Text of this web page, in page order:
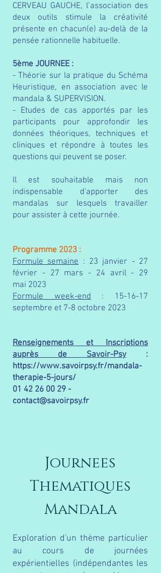
CERVEAU GAUCHE, l’association des
deux outils stimule la créativité
présente en chacun(e) au-delà de la
pensée rationnelle habituelle.
5ème JOURNEE :
- Théorie sur la pratique du Schéma
Heuristique, en association avec le
mandala & SUPERVISION.
- Etudes de cas apportés par les
participants pour approfondir les
données théoriques, techniques et
cliniques et répondre à toutes les
questions qui peuvent se poser.
Il est souhaitable mais non
indispensable d'apporter des
mandalas sur lesquels travailler
pour assister à cette journée.
Programme 2023 :
Formule semaine: 23 janvier - 27
février - 27 mars - 24 avril - 29
mai 2023
Formule week-end: 15-16-17
septembre et 7-8 octobre 2023
Renseignements et Inscriptions
auprès de Savoir-Psy :
https://www.savoirpsy.fr/mandala-
therapie-5-jours/
01 42 26 00 29 -
contact@savoirpsy.fr
Journees
Thematiques
Mandala
Exploration d'un thème particulier
au cours de journées
expérientielles (indépendantes les